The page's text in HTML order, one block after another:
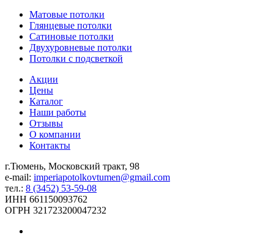
Матовые потолки
Глянцевые потолки
Сатиновые потолки
Двухуровневые потолки
Потолки с подсветкой
Акции
Цены
Каталог
Наши работы
Отзывы
О компании
Контакты
г.Тюмень, Московский тракт, 98
e-mail: imperiapotolkovtumen@gmail.com
тел.: 8 (3452) 53-59-08
ИНН 661150093762
ОГРН 321723200047232